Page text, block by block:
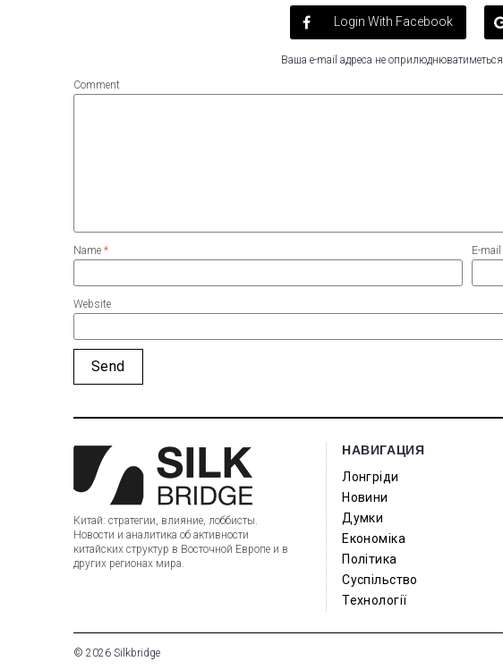
Login With Facebook
Ваша e-mail адреса не оприлюднюватиметься.
Comment
Name * E-mail
Website
Китай: стратегии, влияние, лоббисты.
Новости и аналитика об активности
китайских структур в Восточной Европе и в
других регионах мира.
НАВИГАЦИЯ
Лонгріди
Новини
Думки
Економіка
Політика
Суспільство
Технології
© 2026 Silkbridge